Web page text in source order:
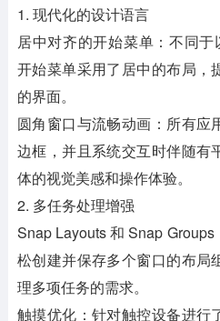
1. 现代化的设计语言
居中对齐的开始菜单：不同
开始菜单采用了居中的布局，
的界面。
圆角窗口与流畅动画：所有应
边框，并且系统交互时伴随有
体的视觉美感和操作体验。
2. 多任务处理增强
Snap Layouts 和 Snap
松创建并保存多个窗口的布局
理多项任务的需求。
触摸优化：针对触控设备进行